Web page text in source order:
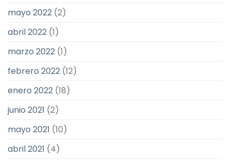
mayo 2022 (2)
abril 2022 (1)
marzo 2022 (1)
febrero 2022 (12)
enero 2022 (18)
junio 2021 (2)
mayo 2021 (10)
abril 2021 (4)